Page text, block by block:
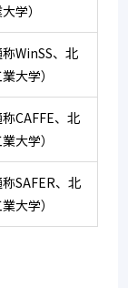
学）
称WinSS、北
大学）
称CAFFE、北
大学）
称SAFER、北
大学）